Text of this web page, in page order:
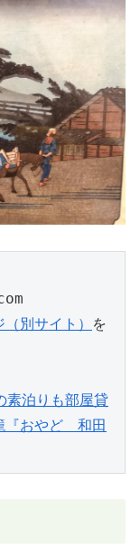
別サイト）
を
素泊りも部屋貸
おやど　和田